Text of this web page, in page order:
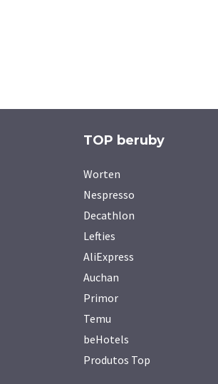
TOP beruby
Worten
Nespresso
Decathlon
Lefties
AliExpress
Auchan
Primor
Temu
beHotels
Produtos Top